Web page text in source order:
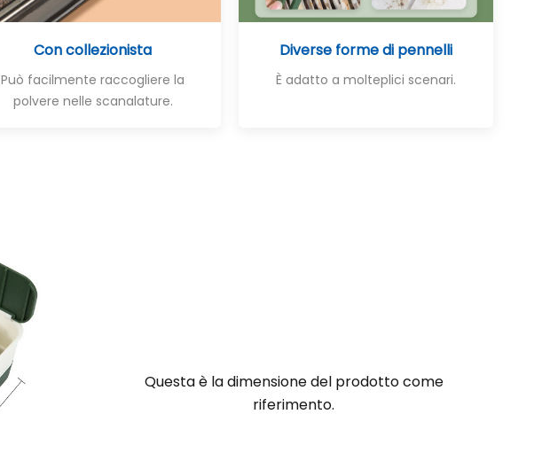
Con collezionista
Può facilmente raccogliere la
polvere nelle scanalature.
Diverse forme di pennelli
È adatto a molteplici scenari.
Questa è la dimensione del prodotto come
riferimento.